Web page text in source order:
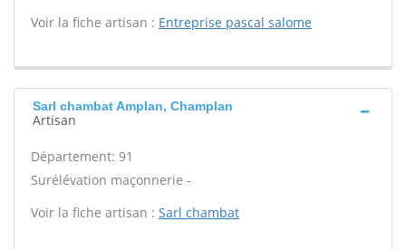
Voir la fiche artisan : Entreprise pascal salome
Sarl chambat Amplan, Champlan
Artisan
Département: 91
Surélévation maçonnerie -
Voir la fiche artisan : Sarl chambat